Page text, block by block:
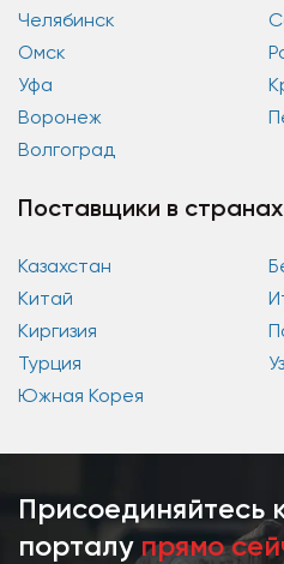
Челябинск
Омск
Уфа
Воронеж
Волгоград
Поставщики в странах
Казахстан
Китай
Киргизия
Турция
Южная Корея
Присоединяйтесь
порталу прямо